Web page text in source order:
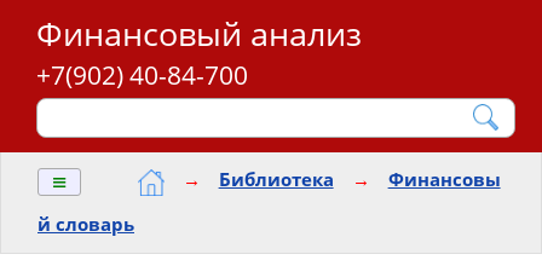
Финансовый анализ
+7(902) 40-84-700
≡ → Библиотека →
Финансовы
й словарь